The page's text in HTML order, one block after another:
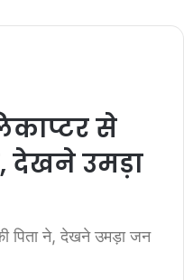
से
देखने उमड़ा
पिता ने, देखने उमड़ा जन